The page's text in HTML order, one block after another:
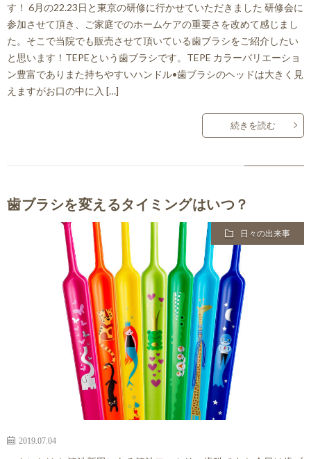
す！ 6月の22.23日と東京の研修に行かせていただきました 研修会に
参加させて頂き、ご家庭でのホームケアの重要さを改めて感じまし
た。そこで当院でも販売させて頂いている歯ブラシをご紹介したい
と思います！TEPEという歯ブラシです。TEPE カラーバリエーショ
ン豊富でありまた持ちやすいハンドル•歯ブラシのヘッドは大きく見
えますがお口の中に入 […]
続きを読む
歯ブラシを変えるタイミングはいつ？
日々の出来事
2019.07.04